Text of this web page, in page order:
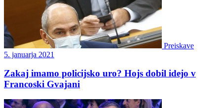
Preiskave
5. januarja 2021
Zakaj imamo policijsko uro? Hojs dobil idejo v
Francoski Gvajani